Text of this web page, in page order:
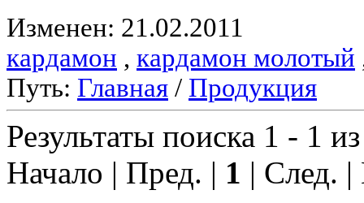
Изменен: 21.02.2011
кардамон , кардамон молотый
Путь: Главная / Продукция
Результаты поиска 1 - 1
Начало | Пред. | 1 | След.